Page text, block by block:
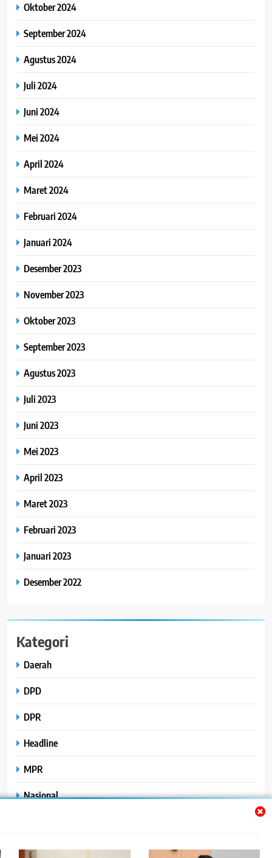
Oktober 2024
September 2024
Agustus 2024
Juli 2024
Juni 2024
Mei 2024
April 2024
Maret 2024
Februari 2024
Januari 2024
Desember 2023
November 2023
Oktober 2023
September 2023
Agustus 2023
Juli 2023
Juni 2023
Mei 2023
April 2023
Maret 2023
Februari 2023
Januari 2023
Desember 2022
Kategori
Daerah
DPD
DPR
Headline
MPR
Nasional
Polhukam